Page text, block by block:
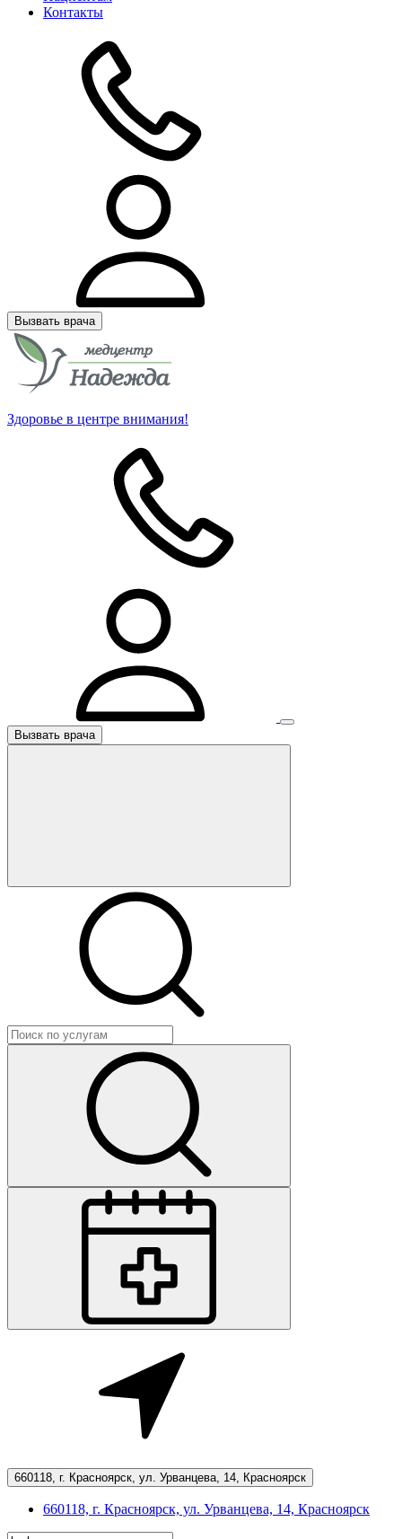
Контакты
Вызвать врача
Здоровье в центре внимания!
Вызвать врача
660118, г. Красноярск, ул. Урванцева, 14, Красноярск
660118, г. Красноярск, ул. Урванцева, 14, Красноярск